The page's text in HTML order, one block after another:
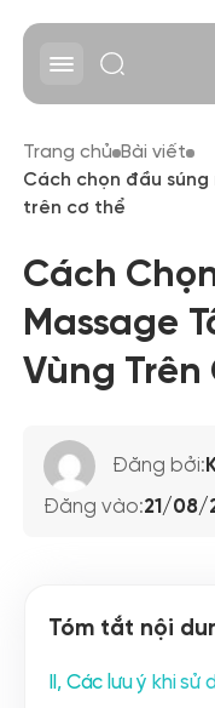
Trang chủ Bài viết
Cách chọn đầu
trên cơ thể
Cách
Massage
Vùng Trên
Đăng bởi:
Đăng vào:21/08/
Tóm tắt nội
II, Các lưu ý khi